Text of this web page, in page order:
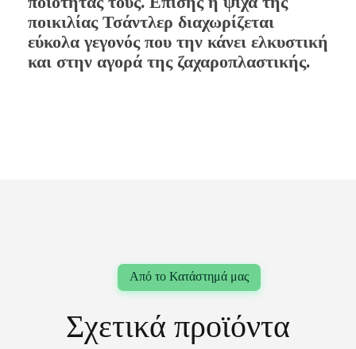
ποικιλίας Τσάντλερ διαχωρίζεται
εύκολα γεγονός που την κάνει ελκυστική
και στην αγορά της ζαχαροπλαστικής.
Σχετικά προϊόντα